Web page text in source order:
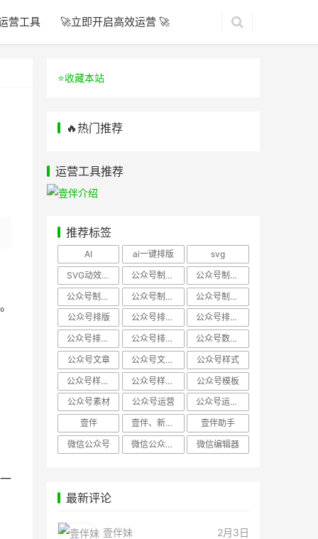
营工具 🚀立即开启高效运营 🚀
⭐️收藏本站
🔥热门推荐
运营工具推荐
推荐标签
AI ai一键排版
svg
SVG动效样式
公众号制作、公众号排版
公众号制作、公众号模板
公众号制作、微信编辑器
公众号制作，公众号排版
公众号制作，公众号排版、微信编辑器
公众号排版
公众号排版，公众号模板
公众号排版，公众号素材
公众号排版，微信编辑器
公众号排版，排版样式
公众号数据分析
公众号文章
公众号文章、公众号运营
公众号样式
公众号样式，微信公众号排版
公众号样式，微信编辑器
公众号模板
公众号素材
公众号运营
公众号运营，公众号编辑器
壹伴
壹伴、新媒体运营
壹伴助手
微信公众号
微信公众号，样式模板、公众号样式 微信编辑器
最新评论
壹伴妹 2月3日